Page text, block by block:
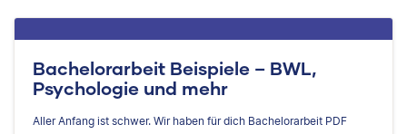
Bachelorarbeit Beispiele – BWL,
Psychologie und mehr
Aller Anfang ist schwer. Wir haben für dich Bachelorarbeit PDF